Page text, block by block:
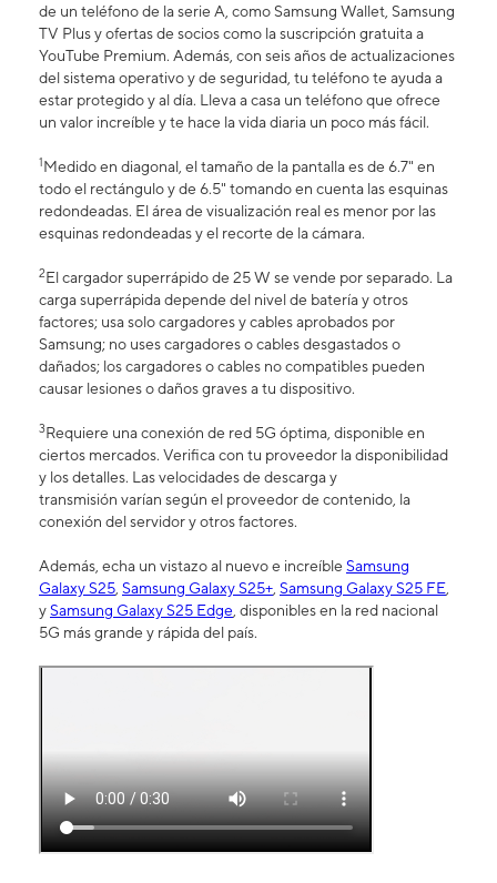
de un teléfono de la serie A, como Samsung Wallet, Samsung
TV Plus y ofertas de socios como la suscripción gratuita a
YouTube Premium. Además, con seis años de actualizaciones
del sistema operativo y de seguridad, tu teléfono te ayuda a
estar protegido y al día. Lleva a casa un teléfono que ofrece
un valor increíble y te hace la vida diaria un poco más fácil.
1Medido en diagonal, el tamaño de la pantalla es de 6.7" en
todo el rectángulo y de 6.5" tomando en cuenta las esquinas
redondeadas. El área de visualización real es menor por las
esquinas redondeadas y el recorte de la cámara.
2El cargador superrápido de 25 W se vende por separado. La
carga superrápida depende del nivel de batería y otros
factores; usa solo cargadores y cables aprobados por
Samsung; no uses cargadores o cables desgastados o
dañados; los cargadores o cables no compatibles pueden
causar lesiones o daños graves a tu dispositivo.
3Requiere una conexión de red 5G óptima, disponible en
ciertos mercados. Verifica con tu proveedor la disponibilidad
y los detalles. Las velocidades de descarga y
transmisión varían según el proveedor de contenido, la
conexión del servidor y otros factores.
Además, echa un vistazo al nuevo e increíble Samsung
Galaxy S25, Samsung Galaxy S25+, Samsung Galaxy S25 FE,
ySamsung Galaxy S25 Edge, disponibles en la red nacional
5G más grande y rápida del país.